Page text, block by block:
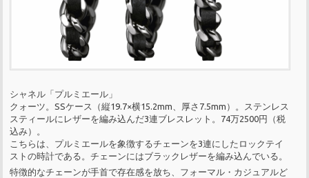
シャネル「プルミエール」
クォーツ。SSケース（縦19.7×横15.2mm、厚さ7.5mm）。ステンレス
スティールにレザーを編み込んだ3連ブレスレット。74万2500円（税
込み）。
こちらは、プルミエールを象徴するチェーンを3連にしたロックテイ
ストの時計である。チェーンにはブラックレザーを編み込んでいる。
特徴的なチェーンが手首で存在感を放ち、フォーマル・カジュアルど